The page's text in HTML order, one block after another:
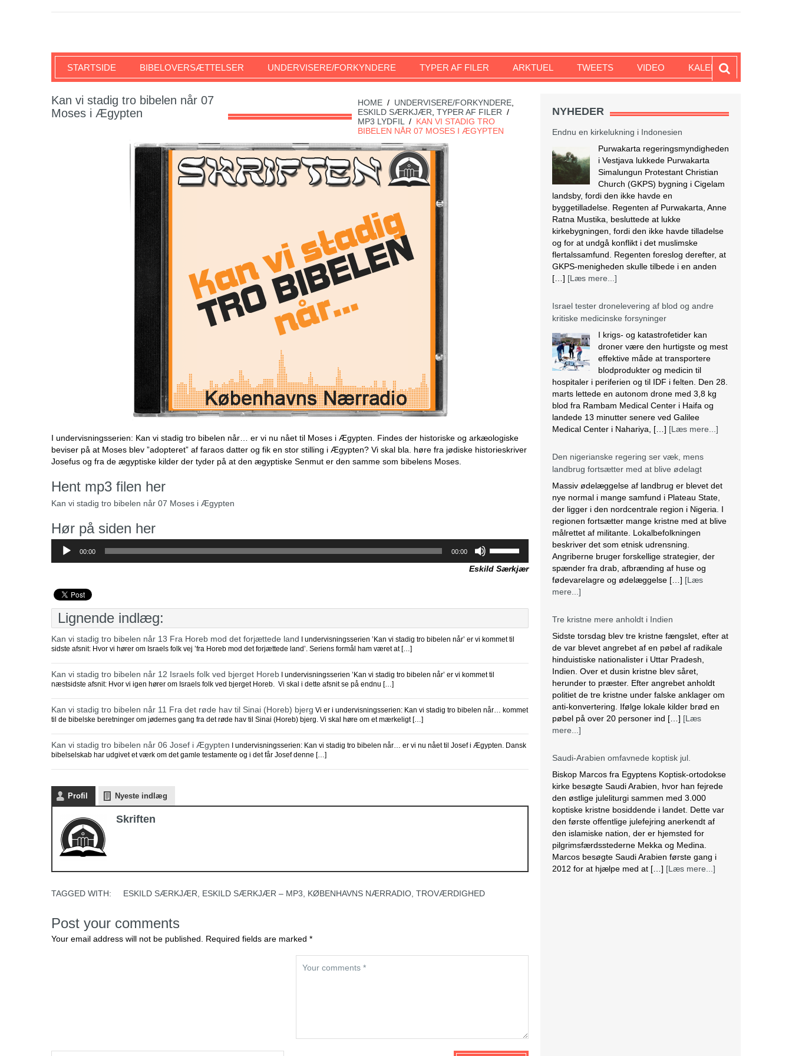
SKRIFTEN
STARTSIDE BIBELOVERSÆTTELSER UNDERVISERE/FORKYNDERE TYPER AF FILER ARKTUEL TWEETS VIDEO KALENDER
HOME / UNDERVISERE/FORKYNDERE
ESKILD SÆRKJÆR TYPER AF FILER /
MP3 LYDFIL
/ KAN VI STADIG TRO
BIBELEN NÅR 07 MOSES I ÆGYPTEN
Kan vi stadig tro bibelen når 07
Moses i Ægypten
I undervisningsserien: Kan vi stadig tro bibelen når… er vi nu nået til Moses i Ægypten. Findes der historiske og arkæologiske
beviser på at Moses blev ”adopteret” af faraos datter og fik en stor stilling i Ægypten? Vi skal bla. høre fra jødiske historieskriver
Josefus og fra de ægyptiske kilder der tyder på at den ægyptiske Senmut er den samme som bibelens Moses.
Hent mp3 filen her
Kan vi stadig tro bibelen når 07 Moses i Ægypten
Hør på siden her
00:00 00:00
op/ned
piletasterne
for
eller
for
lyden.
Eskild Særkjær
Lignende indlæg:
Kan vi stadig tro bibelen når 13 Fra Horeb mod det forjættede land I undervisningsserien ’Kan vi stadig tro bibelen når’ er vi kommet til
sidste afsnit: Hvor vi hører om Israels folk vej ’fra Horeb mod det forjættede land’. Seriens formål ham været at […]
Kan vi stadig tro bibelen når 12 Israels folk ved bjerget Horeb I undervisningsserien ’Kan vi stadig tro bibelen når’ er vi kommet til
næstsidste afsnit: Hvor vi igen hører om Israels folk ved bjerget Horeb. Vi skal i dette afsnit se på endnu […]
Kan vi stadig tro bibelen når 11 Fra det røde hav til Sinai (Horeb) bjerg Vi er i undervisningsserien: Kan vi stadig tro bibelen når… kommet
til de bibelske beretninger om jødernes gang fra det røde hav til Sinai (Horeb) bjerg. Vi skal høre om et mærkeligt […]
Kan vi stadig tro bibelen når 06 Josef i Ægypten I undervisningsserien: Kan vi stadig tro bibelen når… er vi nu nået til Josef i Ægypten. Dansk
bibelselskab har udgivet et værk om det gamle testamente og i det får Josef denne […]
Profil Nyeste indlæg
Skriften
TAGGED WITH: ESKILD SÆRKJÆR ESKILD SÆRKJÆR – MP3 KØBENHAVNS NÆRRADIO TROVÆRDIGHED
Post your comments
Your email address will not be published. Required fields are marked *
NYHEDER
Endnu en kirkelukning i Indonesien
Purwakarta regeringsmyndigheden
i Vestjava lukkede Purwakarta
Simalungun Protestant Christian
Church (GKPS) bygning i Cigelam
landsby, fordi den ikke havde en
byggetilladelse. Regenten af Purwakarta, Anne
Ratna Mustika, besluttede at lukke
kirkebygningen, fordi den ikke havde tilladelse
og for at undgå konflikt i det muslimske
flertalssamfund. Regenten foreslog derefter, at
GKPS-menigheden skulle tilbede i en anden
[…] [Læs mere...]
Israel tester dronelevering af blod og andre
kritiske medicinske forsyninger
I krigs- og katastrofetider kan
droner være den hurtigste og mest
effektive måde at transportere
blodprodukter og medicin til
hospitaler i periferien og til IDF i felten. Den 28.
marts lettede en autonom drone med 3,8 kg
blod fra Rambam Medical Center i Haifa og
landede 13 minutter senere ved Galilee
Medical Center i Nahariya, […] [Læs mere...]
Den nigerianske regering ser væk, mens
landbrug fortsætter med at blive ødelagt
Massiv ødelæggelse af landbrug er blevet det
nye normal i mange samfund i Plateau State,
der ligger i den nordcentrale region i Nigeria. I
regionen fortsætter mange kristne med at blive
målrettet af militante. Lokalbefolkningen
beskriver det som etnisk udrensning.
Angriberne bruger forskellige strategier, der
spænder fra drab, afbrænding af huse og
fødevarelagre og ødelæggelse […] [Læs
mere...]
Tre kristne mere anholdt i Indien
Sidste torsdag blev tre kristne fængslet, efter at
de var blevet angrebet af en pøbel af radikale
hinduistiske nationalister i Uttar Pradesh,
Indien. Over et dusin kristne blev såret,
herunder to præster. Efter angrebet anholdt
politiet de tre kristne under falske anklager om
anti-konvertering. Ifølge lokale kilder brød en
pøbel på over 20 personer ind […] [Læs
mere...]
Saudi-Arabien omfavnede koptisk jul.
Biskop Marcos fra Egyptens Koptisk-ortodokse
kirke besøgte Saudi Arabien, hvor han fejrede
den østlige juleliturgi sammen med 3.000
koptiske kristne bosiddende i landet. Dette var
den første offentlige julefejring anerkendt af
den islamiske nation, der er hjemsted for
pilgrimsfærdsstederne Mekka og Medina.
Marcos besøgte Saudi Arabien første gang i
2012 for at hjælpe med at […] [Læs mere...]